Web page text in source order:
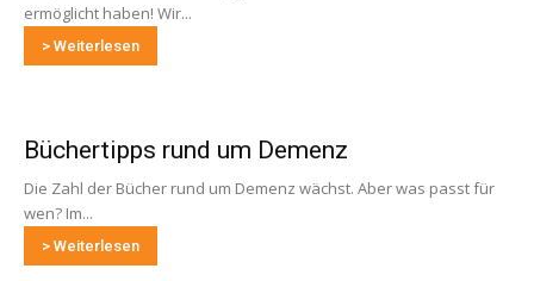
ermöglicht haben! Wir...
> Weiterlesen
Büchertipps rund um Demenz
Die Zahl der Bücher rund um Demenz wächst. Aber was passt für
wen? Im...
> Weiterlesen